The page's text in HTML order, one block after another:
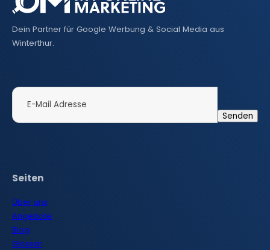
Dein Partner für Google Werbung & Social Media aus
Winterthur.
Seiten
Über uns
Angebote
Blog
Glossar